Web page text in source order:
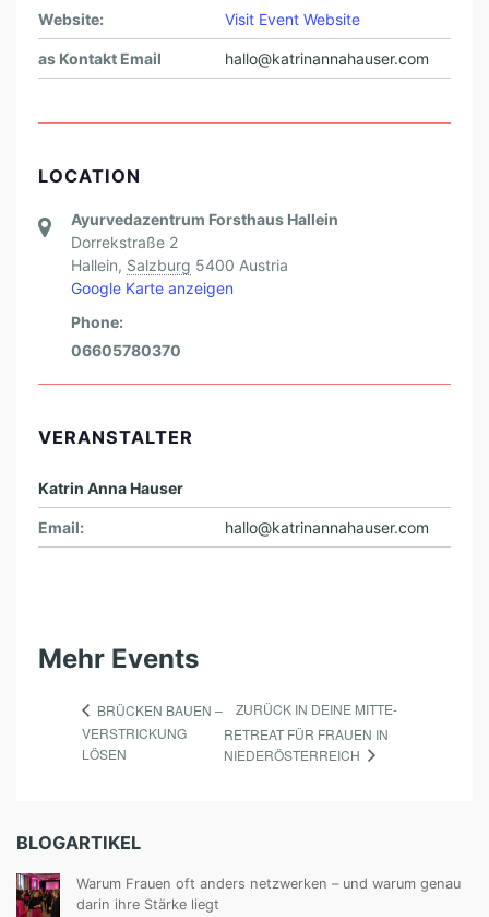
Website: Visit Event Website
as Kontakt Email hallo@katrinannahauser.com
LOCATION
Ayurvedazentrum Forsthaus Hallein
Dorrekstraße 2
Hallein, Salzburg 5400 Austria
Google Karte anzeigen
Phone:
06605780370
VERANSTALTER
Katrin Anna Hauser
Email: hallo@katrinannahauser.com
Mehr Events
BRÜCKEN BAUEN –
VERSTRICKUNG
LÖSEN
ZURÜCK IN DEINE MITTE-
RETREAT FÜR FRAUEN IN
NIEDERÖSTERREICH
BLOGARTIKEL
Warum Frauen oft anders netzwerken – und warum genau
darin ihre Stärke liegt